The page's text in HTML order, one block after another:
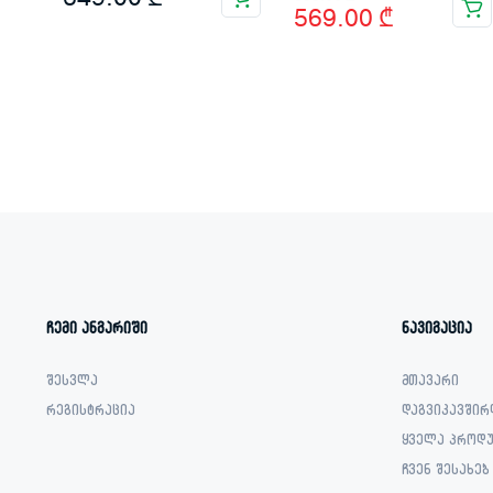
price
569.00 ₾
price
ჩემი ანგარიში
შესვლა
რეგისტრაცია
ნავიგაცია
მთავარი
ყველა
ჩვენ შესახებ